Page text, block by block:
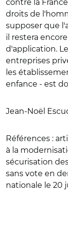
contre la
droits de
supposer que
il restera
d'application.
entreprises
les
enfance - est
Jean-Noël
Références :
à la
sécurisation
sans vote en
nationale le 20